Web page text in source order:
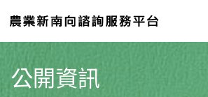
公開資訊